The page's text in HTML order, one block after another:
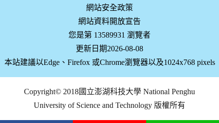
網站安全政策
網站資料開放宣告
您是第 13589931 瀏覽者
更新日期2026-08-08
本站建議以Edge、Firefox 或Chrome瀏覽器以及1024x768 pixels
Copyright© 2018國立澎湖科技大學 National Penghu
University of Science and Technology 版權所有